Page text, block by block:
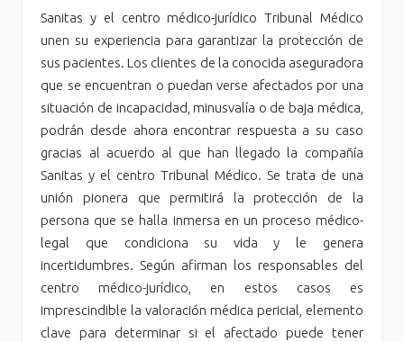
Sanitas y el centro médico-jurídico Tribunal Médico
unen su experiencia para garantizar la protección de
sus pacientes. Los clientes de la conocida aseguradora
que se encuentran o puedan verse afectados por una
situación de incapacidad, minusvalía o de baja médica,
podrán desde ahora encontrar respuesta a su caso
gracias al acuerdo al que han llegado la compañía
Sanitas y el centro Tribunal Médico. Se trata de una
unión pionera que permitirá la protección de la
persona que se halla inmersa en un proceso médico-
legal que condiciona su vida y le genera
incertidumbres. Según afirman los responsables del
centro médico-jurídico, en estos casos es
imprescindible la valoración médica pericial, elemento
clave para determinar si el afectado puede tener